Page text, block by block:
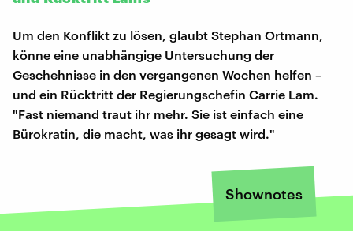
Um den Konflikt zu lösen, glaubt Stephan Ortmann,
könne eine unabhängige Untersuchung der
Geschehnisse in den vergangenen Wochen helfen –
und ein Rücktritt der Regierungschefin Carrie Lam.
"Fast niemand traut ihr mehr. Sie ist einfach eine
Bürokratin, die macht, was ihr gesagt wird."
Shownotes